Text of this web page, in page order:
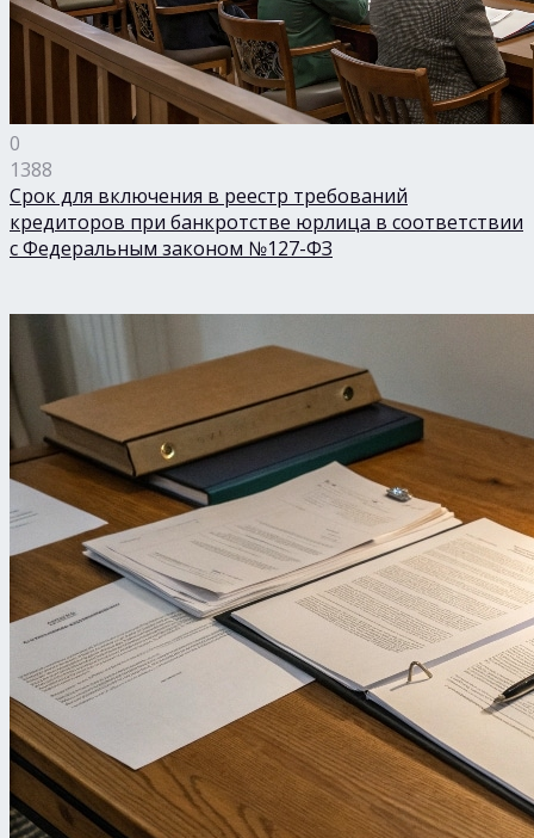
0
1388
Срок для включения в реестр требований
кредиторов при банкротстве юрлица в соответствии
с Федеральным законом №127-ФЗ